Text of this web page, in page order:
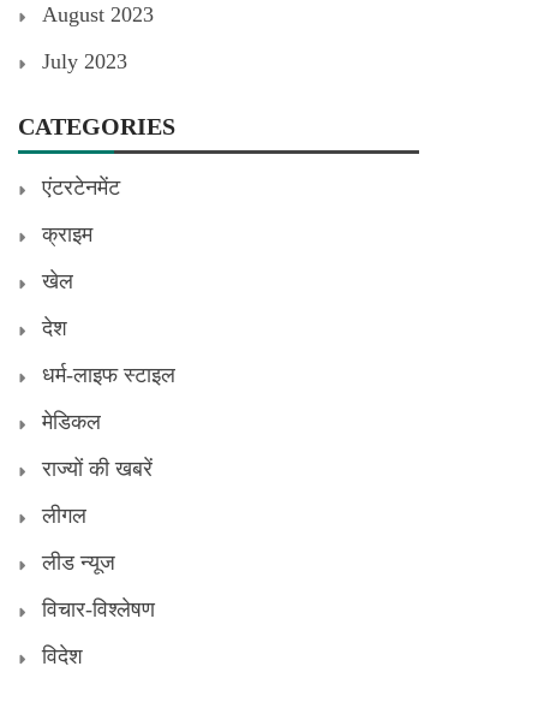
August 2023
July 2023
CATEGORIES
एंटरटेनमेंट
क्राइम
खेल
देश
धर्म-लाइफ स्टाइल
मेडिकल
राज्यों की खबरें
लीगल
लीड न्यूज
विचार-विश्लेषण
विदेश